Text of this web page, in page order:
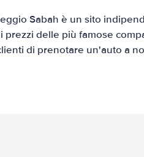
Sabah è un sito
prezzi delle più famose
di prenotare un'auto a